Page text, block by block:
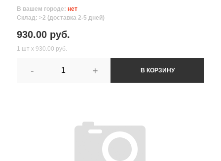
В вашем городе: нет
Склад: >2 (доставка 2-5 дней)
930.00 руб.
1 шт х 930.00 руб.
- + В КОРЗИНУ